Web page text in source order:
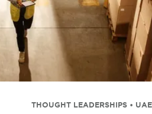
THOUGHT LEADERSHIPS •